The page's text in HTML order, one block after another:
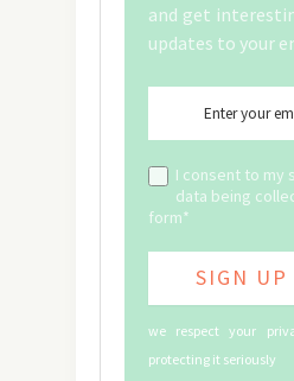
and get
updates to your
I consent to my
data being
form*
we respect your
protecting it seriously